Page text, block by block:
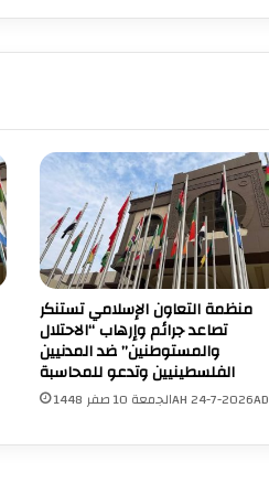
منظمة التعاون الإسلامي تستنكر
تصاعد جرائم وإرهاب “الاحتلال
والمستوطنين” ضد المدنيين
الفلسطينيين وتدعو للمحاسبة
الجمعة 10 صفر 1448AH 24-7-2026AD